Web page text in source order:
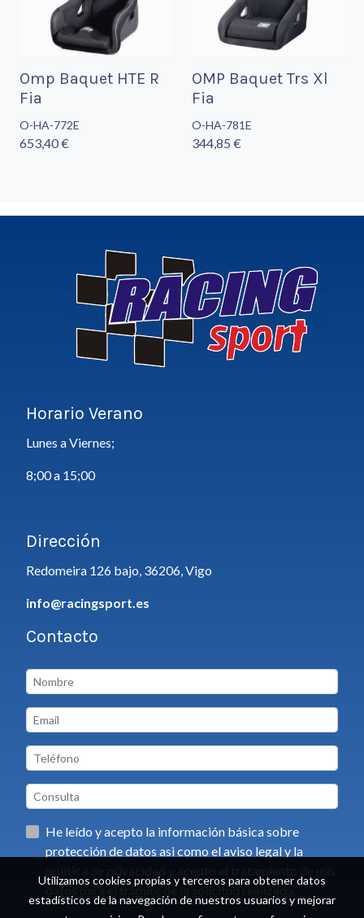
Omp Baquet HTE R
Fia
O-HA-772E
653,40 €
OMP Baquet Trs Xl
Fia
O-HA-781E
344,85 €
Horario Verano
Lunes a Viernes;
8;00 a 15;00
Dirección
Redomeira 126 bajo, 36206, Vigo
info@racingsport.es
Contacto
He leído y acepto la información básica sobre
protección de datos asi como el aviso legal y la
datos para el trámite de la solicitud realizada.
Utilizamos cookies propias y terceros para obtener datos
estadísticos de la navegación de nuestros usuarios y mejorar